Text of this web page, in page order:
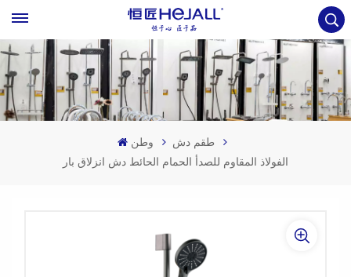
وطن
طقم دش
الفولاذ المقاوم للصدأ الحمام الحائط دش انزلاق بار